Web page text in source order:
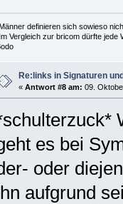
definieren sich sowieso
Vergleich zur bricom dürfte jede
Re:links in Signaturen
« Antwort #8 am: 09.
es bei
oder
aufgrund